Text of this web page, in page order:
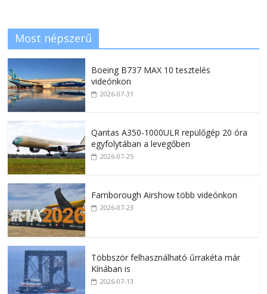
Most népszerű
Boeing B737 MAX 10 tesztelés
videónkon
2026-07-31
Qantas A350-1000ULR repülőgép 20 óra
egyfolytában a levegőben
2026-07-25
Farnborough Airshow több videónkon
2026-07-23
Többször felhasználható űrrakéta már
Kínában is
2026-07-13